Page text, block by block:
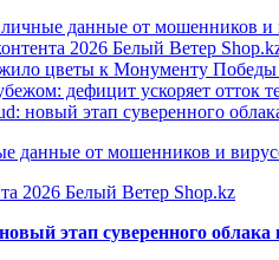
личные данные от мошенников и
2026 Белый Ветер
цветы к Монументу
дефицит ускоряет отток
новый этап суверенного
данные от мошенников и
2026 Белый Ветер Shop.kz
этап суверенного облака